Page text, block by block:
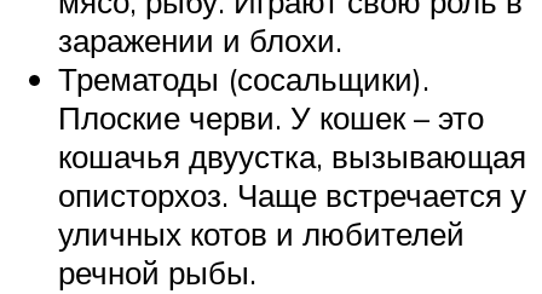
заражении и блохи.
Трематоды (сосальщики).
Плоские черви. У кошек – это
кошачья двуустка, вызывающая
описторхоз. Чаще встречается у
уличных котов и любителей
речной рыбы.